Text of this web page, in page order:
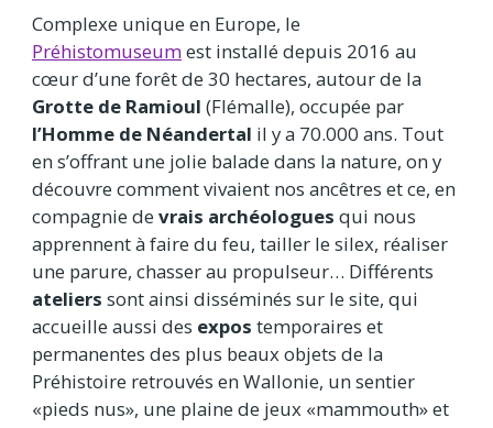
Complexe unique en Europe, le
Préhistomuseumest installé depuis 2016 au
cœur d’une forêt de 30 hectares, autour de la
Grotte de Ramioul (Flémalle), occupée par
l’Homme de Néandertal il y a 70.000 ans. Tout
en s’offrant une jolie balade dans la nature, on y
découvre comment vivaient nos ancêtres et ce, en
compagnie de vrais archéologues qui nous
apprennent à faire du feu, tailler le silex, réaliser
une parure, chasser au propulseur… Différents
ateliers sont ainsi disséminés sur le site, qui
accueille aussi des expos temporaires et
permanentes des plus beaux objets de la
Préhistoire retrouvés en Wallonie, un sentier
«pieds nus», une plaine de jeux «mammouth» et